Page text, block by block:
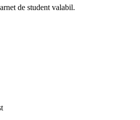
de student valabil.